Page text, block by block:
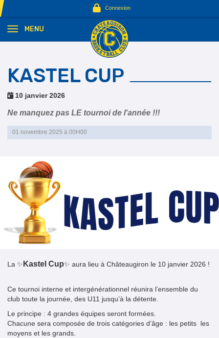
Connexion
MENU
KASTEL CUP
10 janvier 2026
Ne manquez pas LE tournoi de l'année !!!
01 novembre 2025 à 00H00
La ✨ Kastel Cup✨ aura lieu à Châteaugiron le 10 janvier 2026 !
Ce tournoi interne et intergénérationnel réunira l’ensemble du
club toute la journée, des U11 jusqu’à la détente.
Le principe : 4 grandes équipes seront formées.
Chacune sera composée de trois catégories d’âge : les petits les
moyens et les grands.
Panneau de gestion des cookies